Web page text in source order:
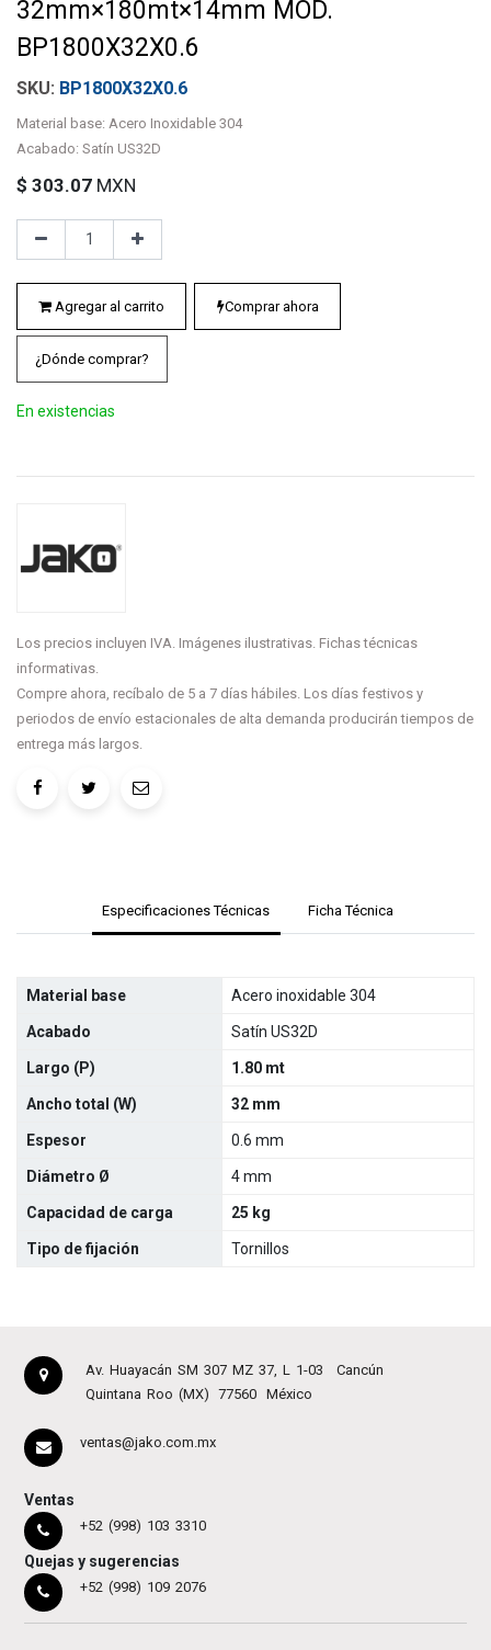
32mm×180mt×14mm MOD.
BP1800X32X0.6
BP1800X32X0.6
Material base: Acero Inoxidable 304
Acabado: Satín US32D
$ 303.07 MXN
Agregar al carrito Comprar ahora
¿Dónde comprar?
En existencias
Los precios incluyen IVA. Imágenes ilustrativas. Fichas técnicas
informativas.
Compre ahora, recíbalo de 5 a 7 días hábiles. Los días festivos y
periodos de envío estacionales de alta demanda producirán tiempos de
entrega más largos.
Especificaciones Técnicas Ficha Técnica
Material base Acero inoxidable 304
Acabado Satín US32D
Largo (P) 1.80 mt
Ancho total (W) 32 mm
Espesor 0.6 mm
Diámetro Ø 4 mm
Capacidad de carga 25 kg
Tipo de fijación Tornillos
Av. Huayacán SM 307 MZ 37, L 1-03
Cancún
Quintana Roo (MX)
77560 México
ventas@jako.com.mx
Ventas
+52 (998) 103 3310
Quejas y sugerencias
+52 (998) 109 2076